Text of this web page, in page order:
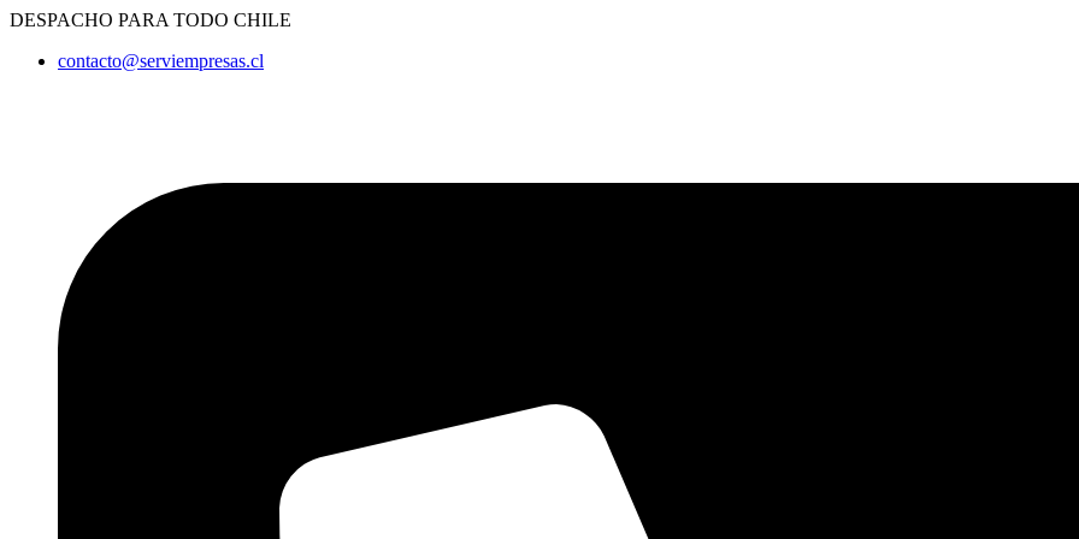
Ir
contenido
DESPACHO PARA TODO CHILE
contacto@serviempresas.cl